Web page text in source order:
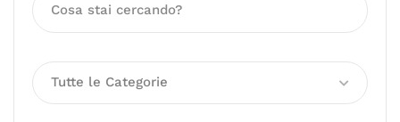
Tutte le Categorie